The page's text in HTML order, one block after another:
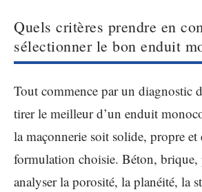
Quels critères prendre en
sélectionner le bon enduit
Tout commence par un diagnostic
tirer le meilleur d’un enduit
la maçonnerie soit solide, propre et
formulation choisie. Béton, brique,
analyser la porosité, la planéité, la